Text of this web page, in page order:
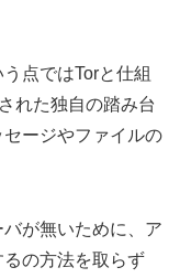
点ではTorと仕組
れた独自の踏み台
ージやファイルの
が無いために、ア
の方法を取らず